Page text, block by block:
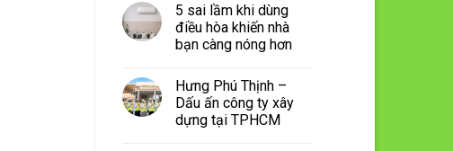
5 sai lầm khi dùng
điều hòa khiến nhà
bạn càng nóng hơn
Hưng Phú Thịnh –
Dấu ấn công ty xây
dựng tại TPHCM